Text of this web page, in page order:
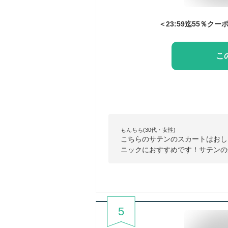
こ
もんちち(30代・女性)
こちらのサテンのスカートはお
ニックにおすすめです！サテン
5